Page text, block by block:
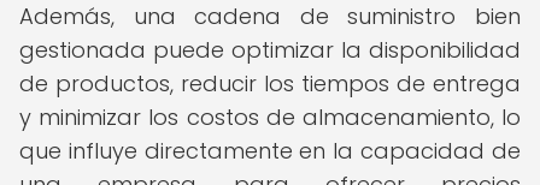
Además, una cadena de suministro bien
gestionada puede optimizar la disponibilidad
de productos, reducir los tiempos de entrega
y minimizar los costos de almacenamiento, lo
que influye directamente en la capacidad de